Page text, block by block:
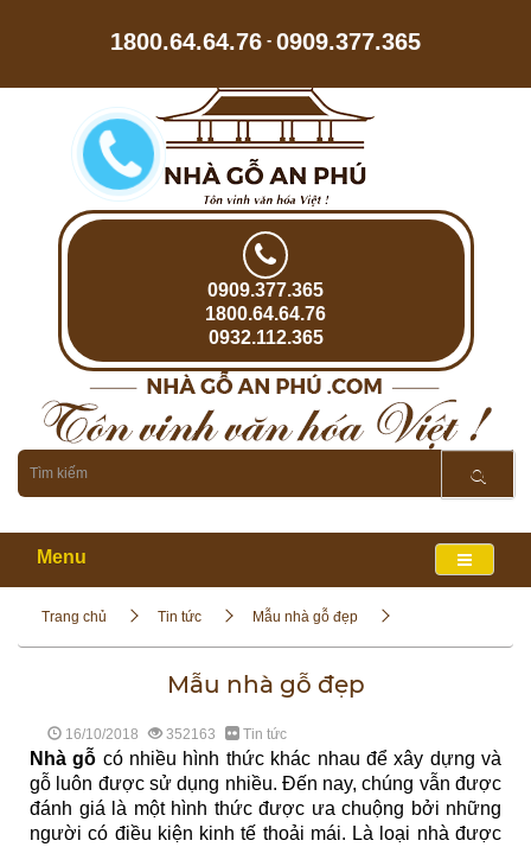
1800.64.64.76 - 0909.377.365
0909.377.365
1800.64.64.76
0932.112.365
Menu
Trang chủ Tin tức Mẫu nhà gỗ đẹp
Mẫu nhà gỗ đẹp
16/10/2018 352163 Tin tức
Nhà gỗ có nhiều hình thức khác nhau để xây dựng và
gỗ luôn được sử dụng nhiều. Đến nay, chúng vẫn được
đánh giá là một hình thức được ưa chuộng bởi những
người có điều kiện kinh tế thoải mái. Là loại nhà được